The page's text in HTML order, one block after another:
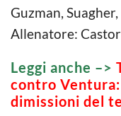
Guzman,
Allenatore:
Leggi anche –>
contro
dimissioni del